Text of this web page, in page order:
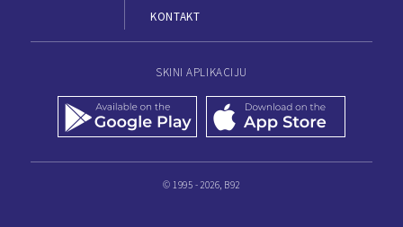
KONTAKT
SKINI APLIKACIJU
© 1995 - 2026, B92